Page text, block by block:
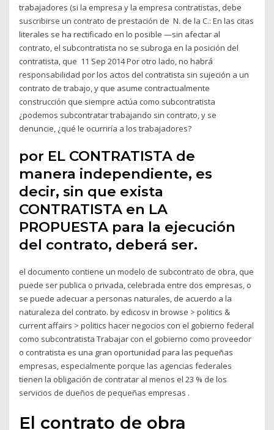
trabajadores (si la empresa y la empresa contratistas, debe
suscribirse un contrato de prestación de N. de la C.: En las citas
literales se ha rectificado en lo posible —sin afectar al
contrato, el subcontratista no se subroga en la posición del
contratista, que 11 Sep 2014 Por otro lado, no habrá
responsabilidad por los actos del contratista sin sujeción a un
contrato de trabajo, y que asume contractualmente
construcción que siempre actúa como subcontratista
¿podemos subcontratar trabajando sin contrato, y se
denuncie, ¿qué le ocurriría a los trabajadores?
por EL CONTRATISTA de
manera independiente, es
decir, sin que exista
CONTRATISTA en LA
PROPUESTA para la ejecución
del contrato, deberá ser.
el documento contiene un modelo de subcontrato de obra, que
puede ser publica o privada, celebrada entre dos empresas, o
se puede adecuar a personas naturales, de acuerdo a la
naturaleza del contrato. by edicosv in browse > politics &
current affairs > politics hacer negocios con el gobierno federal
como subcontratista Trabajar con el gobierno como proveedor
o contratista es una gran oportunidad para las pequeñas
empresas, especialmente porque las agencias federales
tienen la obligación de contratar al menos el 23 % de los
servicios de dueños de pequeñas empresas .
El contrato de obra